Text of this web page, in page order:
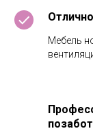
Мебель